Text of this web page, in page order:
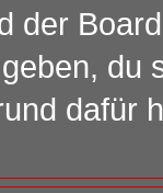
der
du
dafür